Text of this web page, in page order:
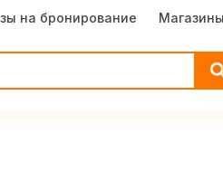
на бронирование Магазины